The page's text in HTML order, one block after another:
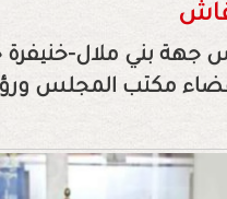
جهة بني ملال-
أعضاء مكتب المجلس